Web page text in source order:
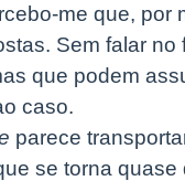
me que,
Sem falar
que podem
caso.
parece
se torna